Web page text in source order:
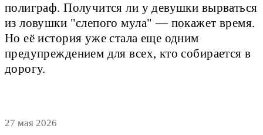
полиграф. Получится ли у девушки вырваться
из ловушки "слепого мула" — покажет время.
Но её история уже стала еще одним
предупреждением для всех, кто собирается в
дорогу.
27 мая 2026